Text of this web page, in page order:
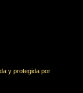
y protegida por